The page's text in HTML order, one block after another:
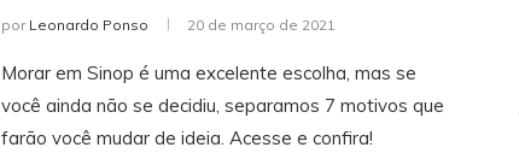
por Leonardo Ponso 20 de março de 2021
Morar em Sinop é uma excelente escolha, mas se
você ainda não se decidiu, separamos 7 motivos que
farão você mudar de ideia. Acesse e confira!